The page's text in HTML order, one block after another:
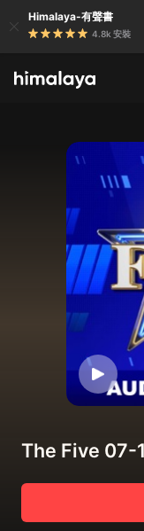
Himalaya-有聲書
4.8k 安裝
The Five 07-